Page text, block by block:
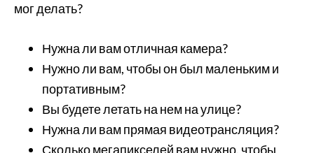
мог делать?
Нужна ли вам отличная камера?
Нужно ли вам, чтобы он был маленьким и
портативным?
Вы будете летать на нем на улице?
Нужна ли вам прямая видеотрансляция?
Сколько мегапикселей вам нужно, чтобы